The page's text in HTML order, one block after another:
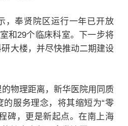
，奉贤院区运行一年已开放
和29个临床科室。下一步将
大楼，并尽快推动二期建设
物理距离，新华医院用同质
服务理念，将其缩短为“零
碑，更是新起点。在南上海